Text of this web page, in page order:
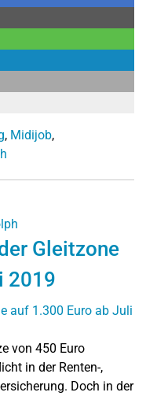
, Midijob,
Gleitzone
2019
von 450 Euro
in der Renten-,
Doch in der